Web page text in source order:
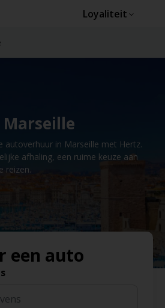
Loyaliteit
Marseille
autoverhuur in Marseille met Hertz.
afhaling, een ruime keuze aan
reizen.
een auto